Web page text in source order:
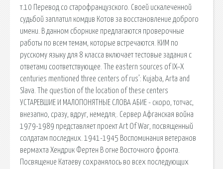
т.10 Перевод со старофранцузского. Своей искалеченной
судьбой заплатил комдив Котов за восстановление доброго
имени. В данном сборнике предлагаются проверочные
работы по всем темам, которые встречаются. КИМ по
русскому языку для 8 класса включает тестовые задания с
ответами соответствующее. The eastern sources of IX–X
centuries mentioned three centers of rus’: Kujaba, Arta and
Slava. The question of the location of these centers
УСТАРЕВШИЕ И МАЛОПОНЯТНЫЕ СЛОВА АБИЕ - скоро, тотчас,
внезапно, сразу, вдруг, немедля;. Сервер Афганская война
1979-1989 представляет проект Art Of War, посвященный
солдатам последних. 1941-1945 Воспоминания ветеранов
вермахта Хендрик Фертен В огне Восточного фронта.
Посвящение Катаеву сохранялось во всех последующих